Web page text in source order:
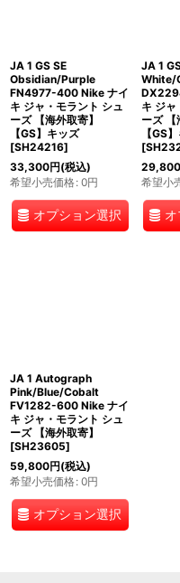
JA 1 GS SE
Obsidian/Purple
FN4977-400 Nike ナイ
キ ジャ・モラント シュ
ーズ 【海外取寄】
【GS】キッズ
[SH24216]
33,300円(税込)
希望小売価格: 0円
オプション選択
JA 1
White/
キ ジャ
ーズ 【
【GS
[
29,800
希望小
JA 1 Autograph
Pink/Blue/Cobalt
FV1282-600 Nike ナイ
キ ジャ・モラント シュ
ーズ 【海外取寄】
[SH23605]
59,800円(税込)
希望小売価格: 0円
オプション選択